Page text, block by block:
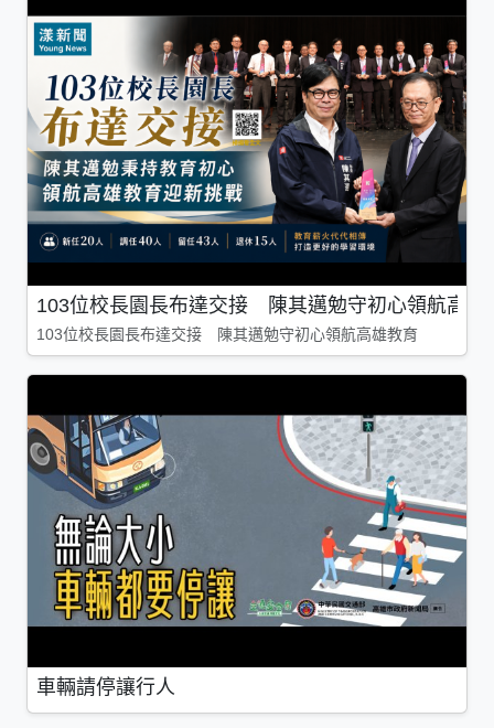
103位校長園長布達交接 陳其邁勉守初心領航高雄
103位校長園長布達交接 陳其邁勉守初心領航高雄教育
車輛請停讓行人